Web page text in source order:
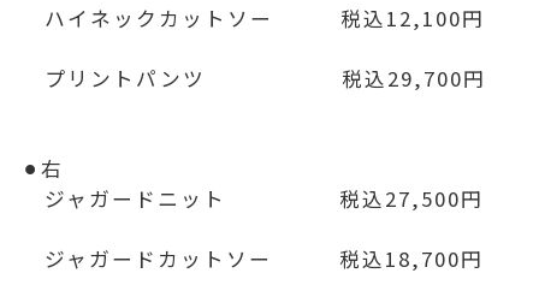
ハイネックカットソー 税込12,100円
プリントパンツ 税込29,700円
⚫︎右
ジャガードニット 税込27,500円
ジャガードカットソー 税込18,700円